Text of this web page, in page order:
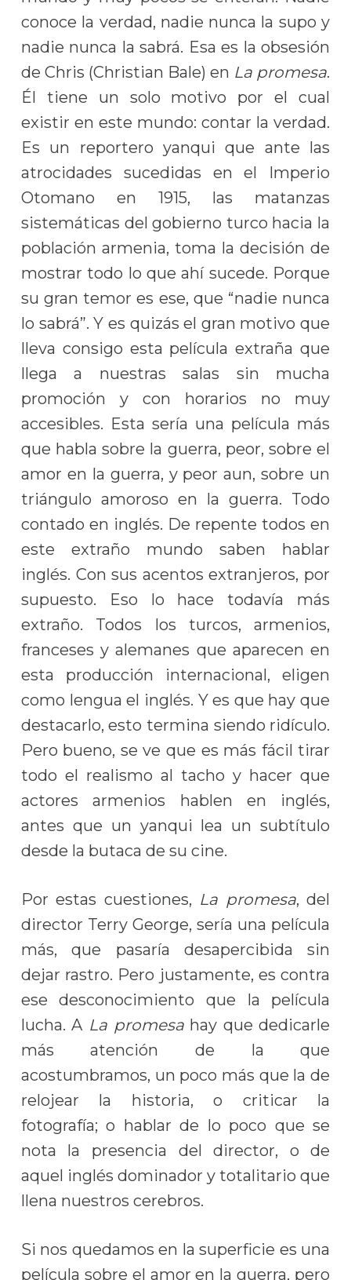
conoce la verdad, nadie nunca la supo y
nadie nunca la sabrá. Esa es la obsesión
de Chris (Christian Bale) en La promesa.
Él tiene un solo motivo por el cual
existir en este mundo: contar la verdad.
Es un reportero yanqui que ante las
atrocidades sucedidas en el Imperio
Otomano en 1915, las matanzas
sistemáticas del gobierno turco hacia la
población armenia, toma la decisión de
mostrar todo lo que ahí sucede. Porque
su gran temor es ese, que “nadie nunca
lo sabrá”. Y es quizás el gran motivo que
lleva consigo esta película extraña que
llega a nuestras salas sin mucha
promoción y con horarios no muy
accesibles. Esta sería una película más
que habla sobre la guerra, peor, sobre el
amor en la guerra, y peor aun, sobre un
triángulo amoroso en la guerra. Todo
contado en inglés. De repente todos en
este extraño mundo saben hablar
inglés. Con sus acentos extranjeros, por
supuesto. Eso lo hace todavía más
extraño. Todos los turcos, armenios,
franceses y alemanes que aparecen en
esta producción internacional, eligen
como lengua el inglés. Y es que hay que
destacarlo, esto termina siendo ridículo.
Pero bueno, se ve que es más fácil tirar
todo el realismo al tacho y hacer que
actores armenios hablen en inglés,
antes que un yanqui lea un subtítulo
desde la butaca de su cine.
Por estas cuestiones, La promesa, del
director Terry George, sería una película
más, que pasaría desapercibida sin
dejar rastro. Pero justamente, es contra
ese desconocimiento que la película
lucha. A La promesahay que dedicarle
más atención de la que
acostumbramos, un poco más que la de
relojear la historia, o criticar la
fotografía; o hablar de lo poco que se
nota la presencia del director, o de
aquel inglés dominador y totalitario que
llena nuestros cerebros.
Si nos quedamos en la superficie es una
película sobre el amor en la guerra, pero